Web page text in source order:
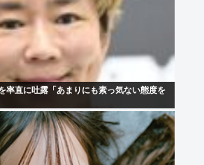
率直に吐露「あまりにも素っ気ない態度を